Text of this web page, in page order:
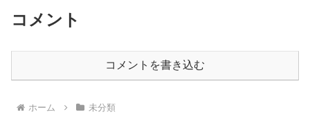
コメント
コメントを書き込む
ホーム 未分類